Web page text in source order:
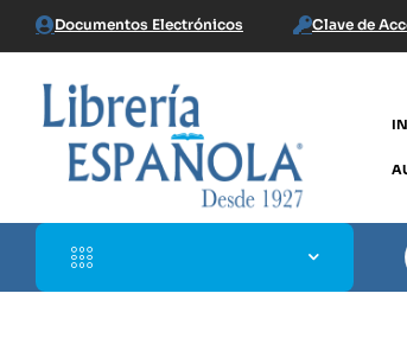
Documentos Electrónicos Clave de